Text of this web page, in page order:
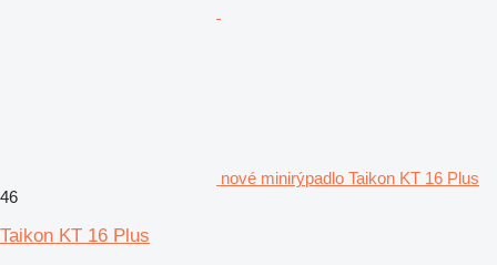
nové minirýpadlo Taikon KT 16 Plus
46
Taikon KT 16 Plus